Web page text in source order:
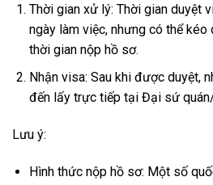
Thời gian xử lý: Thời gian duyệt
ngày làm việc, nhưng có thể
thời gian nộp hồ sơ.
Nhận visa: Sau khi được duyệt,
đến lấy trực tiếp tại Đại sứ
Lưu ý:
Hình thức nộp hồ sơ: Một số